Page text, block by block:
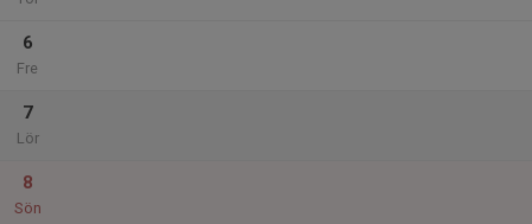
6
Fre
7
Lör
8
Sön